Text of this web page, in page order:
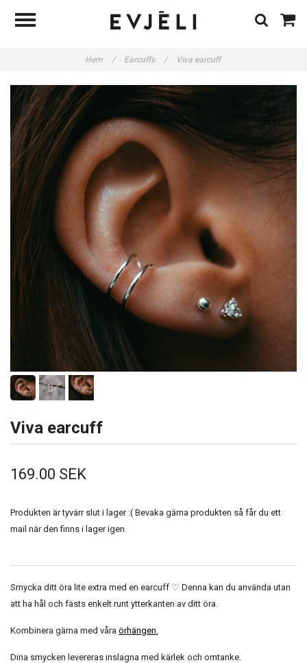
Hem / Earcuffs / Viva earcuff
Viva earcuff
169.00 SEK
Produkten är tyvärr slut i lager :( Bevaka gärna produkten så får du ett
mail när den finns i lager igen.
Smycka ditt öra lite extra med en earcuff ♡ Denna kan du använda utan
att ha hål och fästs enkelt runt ytterkanten av ditt öra.
Kombinera gärna med våra örhängen.
Dina smycken levereras inslagna med kärlek och omtanke.